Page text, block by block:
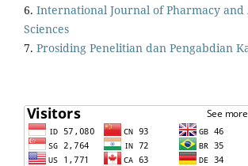
6. International Journal of Pharmacy
Sciences
7. Prosiding Penelitian dan Pengabdian